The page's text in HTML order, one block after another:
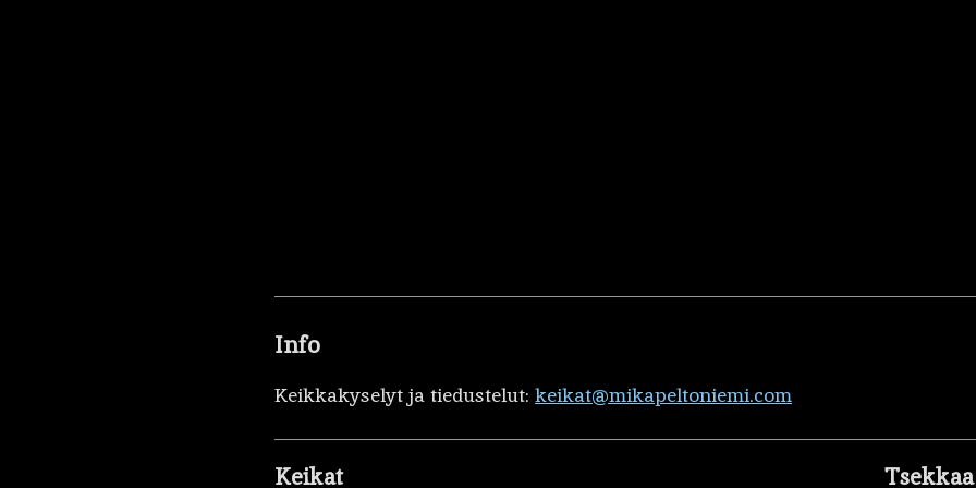
Info
Keikkakyselyt ja tiedustelut: keikat@mikapeltoniemi.com
Keikat